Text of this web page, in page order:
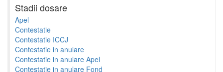
Stadii dosare
Apel
Contestatie
Contestatie ICCJ
Contestatie in anulare
Contestatie in anulare Apel
Contestatie in anulare Fond